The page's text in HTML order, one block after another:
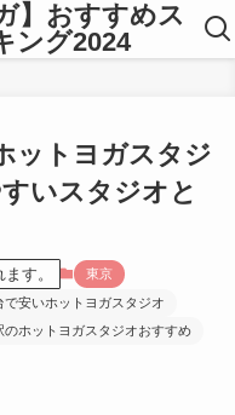
】おすすめス
ング2024
ットヨガスタジ
いスタジオと
す。
東京
で安いホットヨガスタジオ
のホットヨガスタジオおすすめ